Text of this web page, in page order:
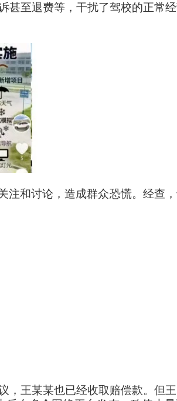
甚至退费等，干扰了驾校的正常
注和讨论，造成群众恐慌。经查
，王某某也已经收取赔偿款。但